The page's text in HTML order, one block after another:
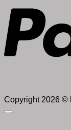
Copyright 2026 ©